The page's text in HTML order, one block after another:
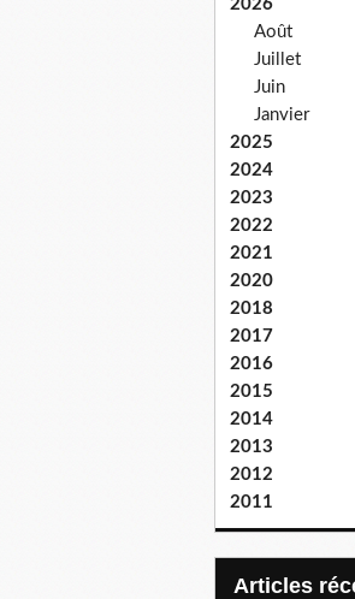
2026
Août
Juillet
Juin
Janvier
2025
2024
2023
2022
2021
2020
2018
2017
2016
2015
2014
2013
2012
2011
articles